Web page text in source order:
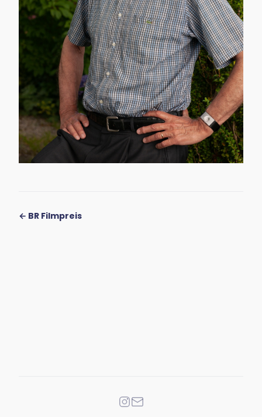
← BR Filmpreis